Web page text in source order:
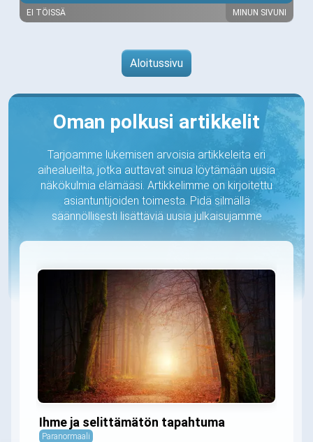
EI TÖISSÄ MINUN SIVUNI
Aloitussivu
Oman polkusi artikkelit
Tarjoamme lukemisen arvoisia artikkeleita eri
aihealueilta, jotka auttavat sinua löytämään uusia
näkökulmia elämääsi. Artikkelimme on kirjoitettu
asiantuntijoiden toimesta. Pidä silmällä
säännöllisesti lisättäviä uusia julkaisujamme
Ihme ja selittämätön tapahtuma
Paranormaali